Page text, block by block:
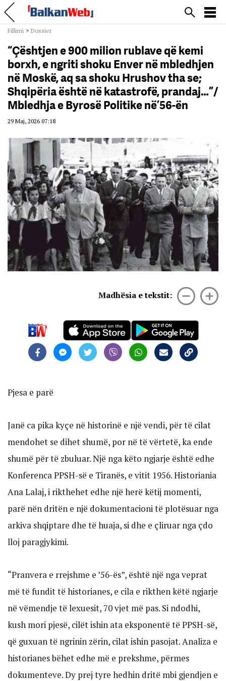
Fillimi > Dossier
“Çështjen e 900 milion rublave që kemi
borxh, e ngriti shoku Enver në mbledhjen
në Moskë, aq sa shoku Hrushov tha se;
Shqipëria është në katastrofë, prandaj…”/
Mbledhja e Byrosë Politike në ’56-ën
29 Maj, 2026 07:18
Madhësia e tekstit:
Pjesa e parë
Janë ca pika kyçe në historinë e një vendi, për të cilat
mendohet se dihet shumë, por në të vërtetë, ka ende
shumë për të zbuluar. Një nga këto ngjarje është edhe
Konferenca PPSH-së e Tiranës, e vitit 1956. Historiania
Ana Lalaj, i rikthehet edhe një herë këtij momenti,
parë nën dritën e një dokumentacioni të plotësuar nga
arkiva shqiptare dhe të huaja, si dhe e çliruar nga çdo
lloj paragjykimi.
“Pranvera e rrejshme e ’56-ës”, është një nga veprat
më të fundit të historianes, e cila e rikthen këtë ngjarje
në vëmendje të lexuesit, 70 vjet më pas. Si ndodhi,
kush mori pjesë, cilët ishin ata eksponentë të PPSH-së,
që guxuan të ngrinin zërin, cilat ishin pasojat. Analiza e
historianes bëhet edhe më e prekshme, përmes
dokumenteve. Dy prej tyre hedhin dritë mbi gjendjen e